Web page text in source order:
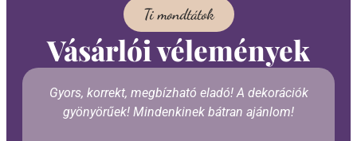
Ti mondtátok
Vásárlói vélemények
Gyors, korrekt, megbízható eladó! A dekorációk
gyönyörűek! Mindenkinek bátran ajánlom!